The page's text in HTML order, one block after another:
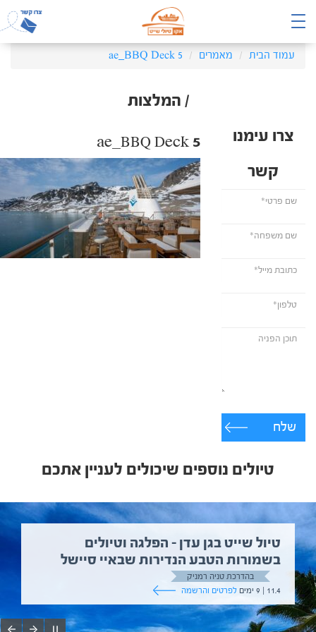
עמוד הבית מאמרים ae_BBQ Deck 5
/ המלצות
צרו עימנו
קשר
שלח
ae_BBQ Deck 5
טיולים נוספים שיכולים לעניין אתכם
טיול שייט בגן עדן – הפלגה וטיולים
בשמורות הטבע הנדירות שבאיי סיישל
בהדרכת טניה רמניק
11.4 | 9 ימים
לפרטים והרשמה